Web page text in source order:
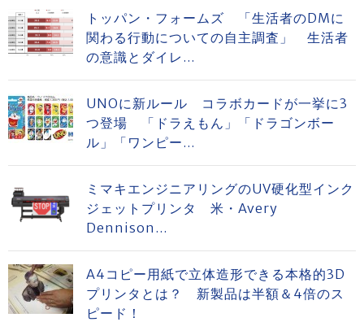
トッパン・フォームズ 「生活者のDMに
関わる行動についての自主調査」 生活者
の意識とダイレ...
UNOに新ルール コラボカードが一挙に3
つ登場 「ドラえもん」「ドラゴンボー
ル」「ワンピー...
ミマキエンジニアリングのUV硬化型インク
ジェットプリンタ 米・Avery
Dennison...
A4コピー用紙で立体造形できる本格的3D
プリンタとは？ 新製品は半額＆4倍のス
ピード！